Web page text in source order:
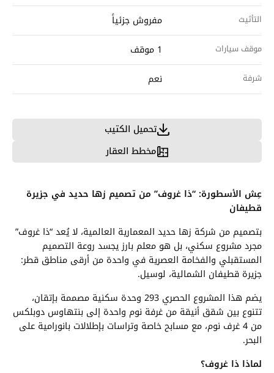
التأثيث مفروش جزئياً
موقف سيارات 1 موقف
شرفة نعم
تحميل الكتيب
مخطط العقار
عِش الأسطورة: “ذا غروف” من تصميم زها حديد في جزيرة
قطيفان
بتصميم من شركة زها حديد المعمارية العالمية، لا يُعد “ذا غروف”
مجرد مشروع سكني، بل هو معلم بارز يجسد روعة التصميم
المستقبلي والفخامة العصرية في واحدة من أرقى مناطق قطر:
جزيرة قطيفان الشمالية، لوسيل.
يضم هذا المشروع الحصري 293 وحدة سكنية مصممة بإتقان،
تتنوع بين شقق أنيقة من غرفة نوم واحدة إلى بنتهاوس دوبلكس
من 4 غرف نوم، مع مسابح خاصة وتراسات بإطلالات بانورامية على
البحر.
لماذا ذا غروف؟